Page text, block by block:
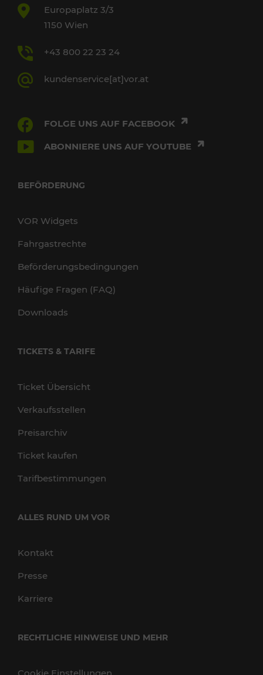
Europaplatz 3/3
1150 Wien
+43 800 22 23 24
kundenservice[at]vor.at
FOLGE UNS AUF FACEBOOK
ABONNIERE UNS AUF YOUTUBE
BEFÖRDERUNG
VOR Widgets
Fahrgastrechte
Beförderungsbedingungen
Häufige Fragen (FAQ)
Downloads
TICKETS & TARIFE
Ticket Übersicht
Verkaufsstellen
Preisarchiv
Ticket kaufen
Tarifbestimmungen
ALLES RUND UM VOR
Kontakt
Presse
Karriere
RECHTLICHE HINWEISE UND MEHR